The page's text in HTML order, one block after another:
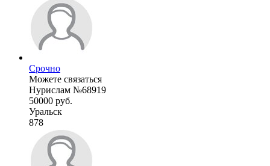
Срочно
Можете связаться
Нурислам №68919
50000 руб.
Уральск
878